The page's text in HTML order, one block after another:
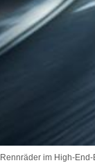
Rennräder im High-